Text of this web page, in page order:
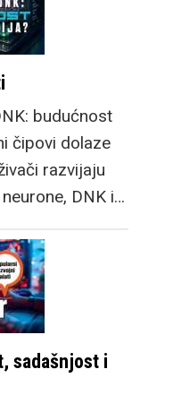
budućnost
čipovi dolaze
razvijaju
DNK i…
sadašnjost i